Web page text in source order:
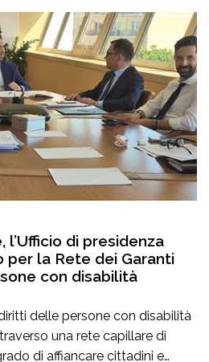
Da consigliera regionale
con soddisfazione questa
dimostra l’attenzione del
delle comunità calabresi e
l’Ufficio di presidenza
la Rete dei Garanti
con disabilità
delle persone con disabilità
una rete capillare di
di affiancare cittadini e